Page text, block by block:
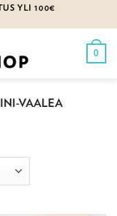
YLI 100€
0
VAALEA